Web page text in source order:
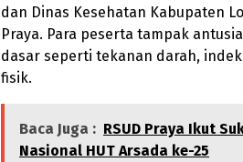
dan Dinas Kesehatan Kabupaten
Praya. Para peserta tampak
dasar seperti tekanan darah,
fisik.
Baca Juga : RSUD Praya Ikut
Nasional HUT Arsada ke-25